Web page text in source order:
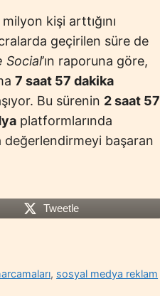
milyon kişi arttığını
geçirilen süre de
Social’ın raporuna göre,
7 saat 57 dakika
Bu sürenin 2 saat 57
platformlarında
başaran
Tweetle
, sosyal medya reklam